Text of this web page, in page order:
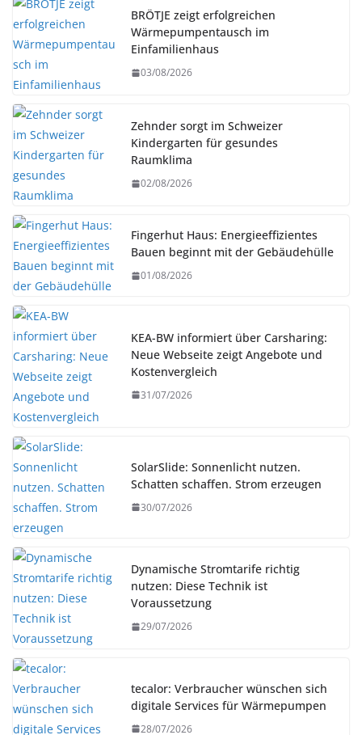
BRÖTJE zeigt erfolgreichen
Wärmepumpentausch im
Einfamilienhaus
03/08/2026
Zehnder sorgt im Schweizer
Kindergarten für gesundes
Raumklima
02/08/2026
Fingerhut Haus: Energieeffizientes
Bauen beginnt mit der Gebäudehülle
01/08/2026
KEA-BW informiert über Carsharing:
Neue Webseite zeigt Angebote und
Kostenvergleich
31/07/2026
SolarSlide: Sonnenlicht nutzen.
Schatten schaffen. Strom erzeugen
30/07/2026
Dynamische Stromtarife richtig
nutzen: Diese Technik ist
Voraussetzung
29/07/2026
tecalor: Verbraucher wünschen sich
digitale Services für Wärmepumpen
28/07/2026